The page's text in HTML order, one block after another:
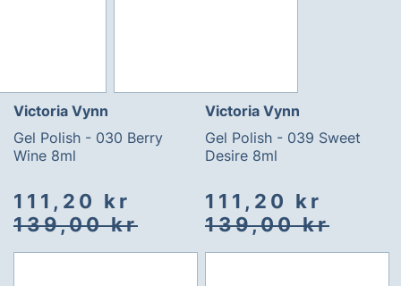
Victoria Vynn
Gel Polish - 030 Berry
Wine 8ml
Spesialpris
111,20 kr
139,00 kr
Victoria Vynn
Gel Polish - 039 Sweet
Desire 8ml
Spesialpris
111,20 kr
139,00 kr